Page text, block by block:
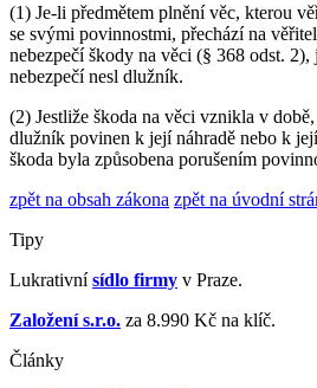
(1) Je-li předmětem plnění věc, kterou
se svými povinnostmi, přechází na
nebezpečí škody na věci (§ 368 odst.
nebezpečí nesl dlužník.
(2) Jestliže škoda na věci vznikla v
dlužník povinen k její náhradě nebo k
škoda byla způsobena porušením
zpět na obsah zákona zpět na úvodní
Tipy
Lukrativnísídlo firmy v Praze.
Založení s.r.o. za 8.990 Kč na klíč.
Články